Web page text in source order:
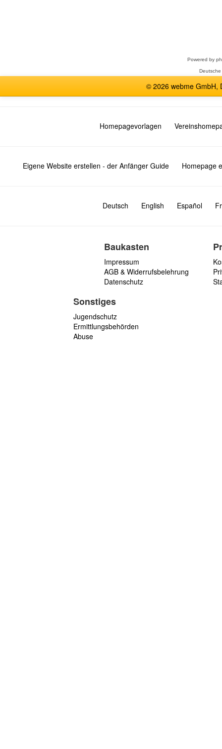
Powered by
© 2026 webme GmbH,
Homepagevorlagen
Eigene Website erstellen - der Anfänger Guide Homepage
Deutsch English Español
Baukasten
Impressum
AGB & Widerrufsbelehrung
Datenschutz
Sonstiges
Jugendschutz
Ermittlungsbehörden
Abuse